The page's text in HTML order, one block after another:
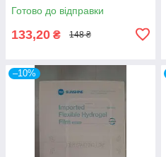
Готово до відправки
133,20 ₴ 148 ₴
–10%